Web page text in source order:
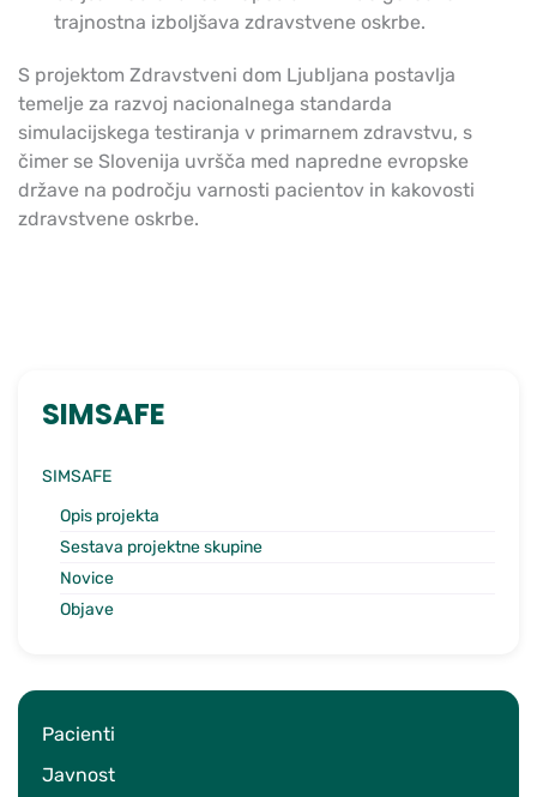
SIMSAFE
SIMSAFE
Opis projekta
Sestava projektne skupine
Novice
Objave
Pacienti
Javnost
trajnostna izboljšava zdravstvene oskrbe.
S projektom Zdravstveni dom Ljubljana postavlja
temelje za razvoj nacionalnega standarda
simulacijskega testiranja v primarnem zdravstvu, s
čimer se Slovenija uvršča med napredne evropske
države na področju varnosti pacientov in kakovosti
zdravstvene oskrbe.